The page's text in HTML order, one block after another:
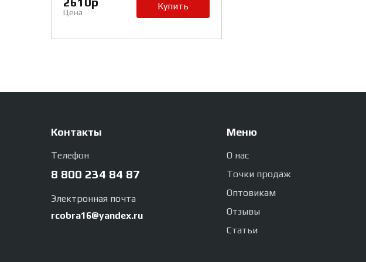
Цена
Купить
Контакты
Телефон
8 800 234 84 87
Электронная почта
rcobra16@yandex.ru
Меню
О нас
Точки продаж
Оптовикам
Отзывы
Статьи